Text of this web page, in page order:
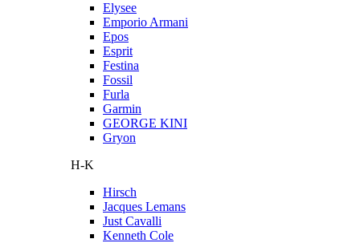
Elysee
Emporio Armani
Epos
Esprit
Festina
Fossil
Furla
Garmin
GEORGE KINI
Gryon
H-K
Hirsch
Jacques Lemans
Just Cavalli
Kenneth Cole